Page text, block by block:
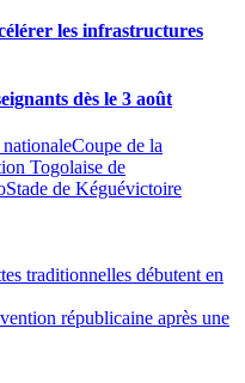
les infrastructures
dès le 3 août
Coupe de la
Togolaise de
Stade de Kéguévictoire
traditionnelles débutent en
républicaine après une